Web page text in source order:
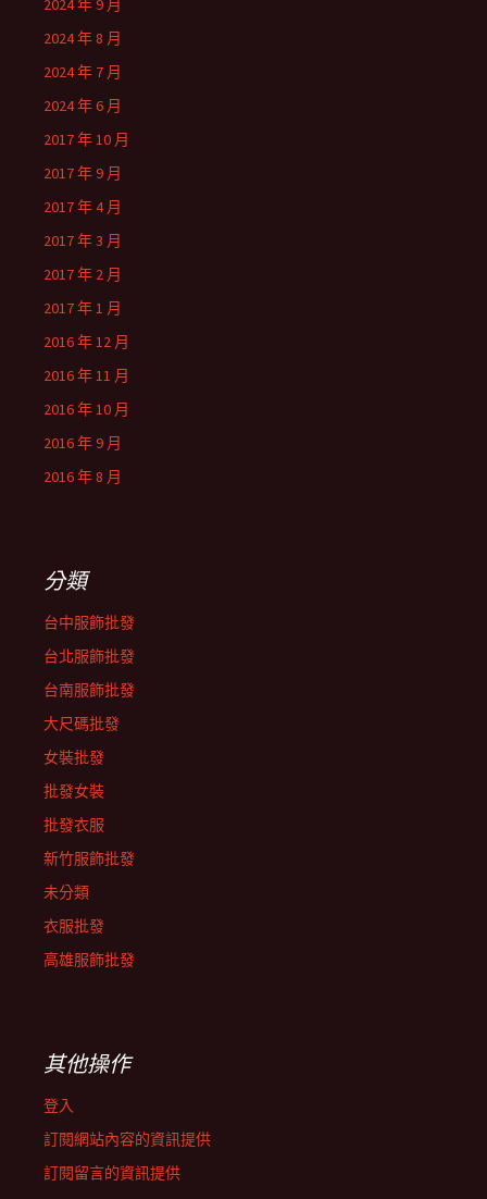
2024 年 9 月
2024 年 8 月
2024 年 7 月
2024 年 6 月
2017 年 10 月
2017 年 9 月
2017 年 4 月
2017 年 3 月
2017 年 2 月
2017 年 1 月
2016 年 12 月
2016 年 11 月
2016 年 10 月
2016 年 9 月
2016 年 8 月
分類
台中服飾批發
台北服飾批發
台南服飾批發
大尺碼批發
女裝批發
批發女裝
批發衣服
新竹服飾批發
未分類
衣服批發
高雄服飾批發
其他操作
登入
訂閱網站內容的資訊提供
訂閱留言的資訊提供